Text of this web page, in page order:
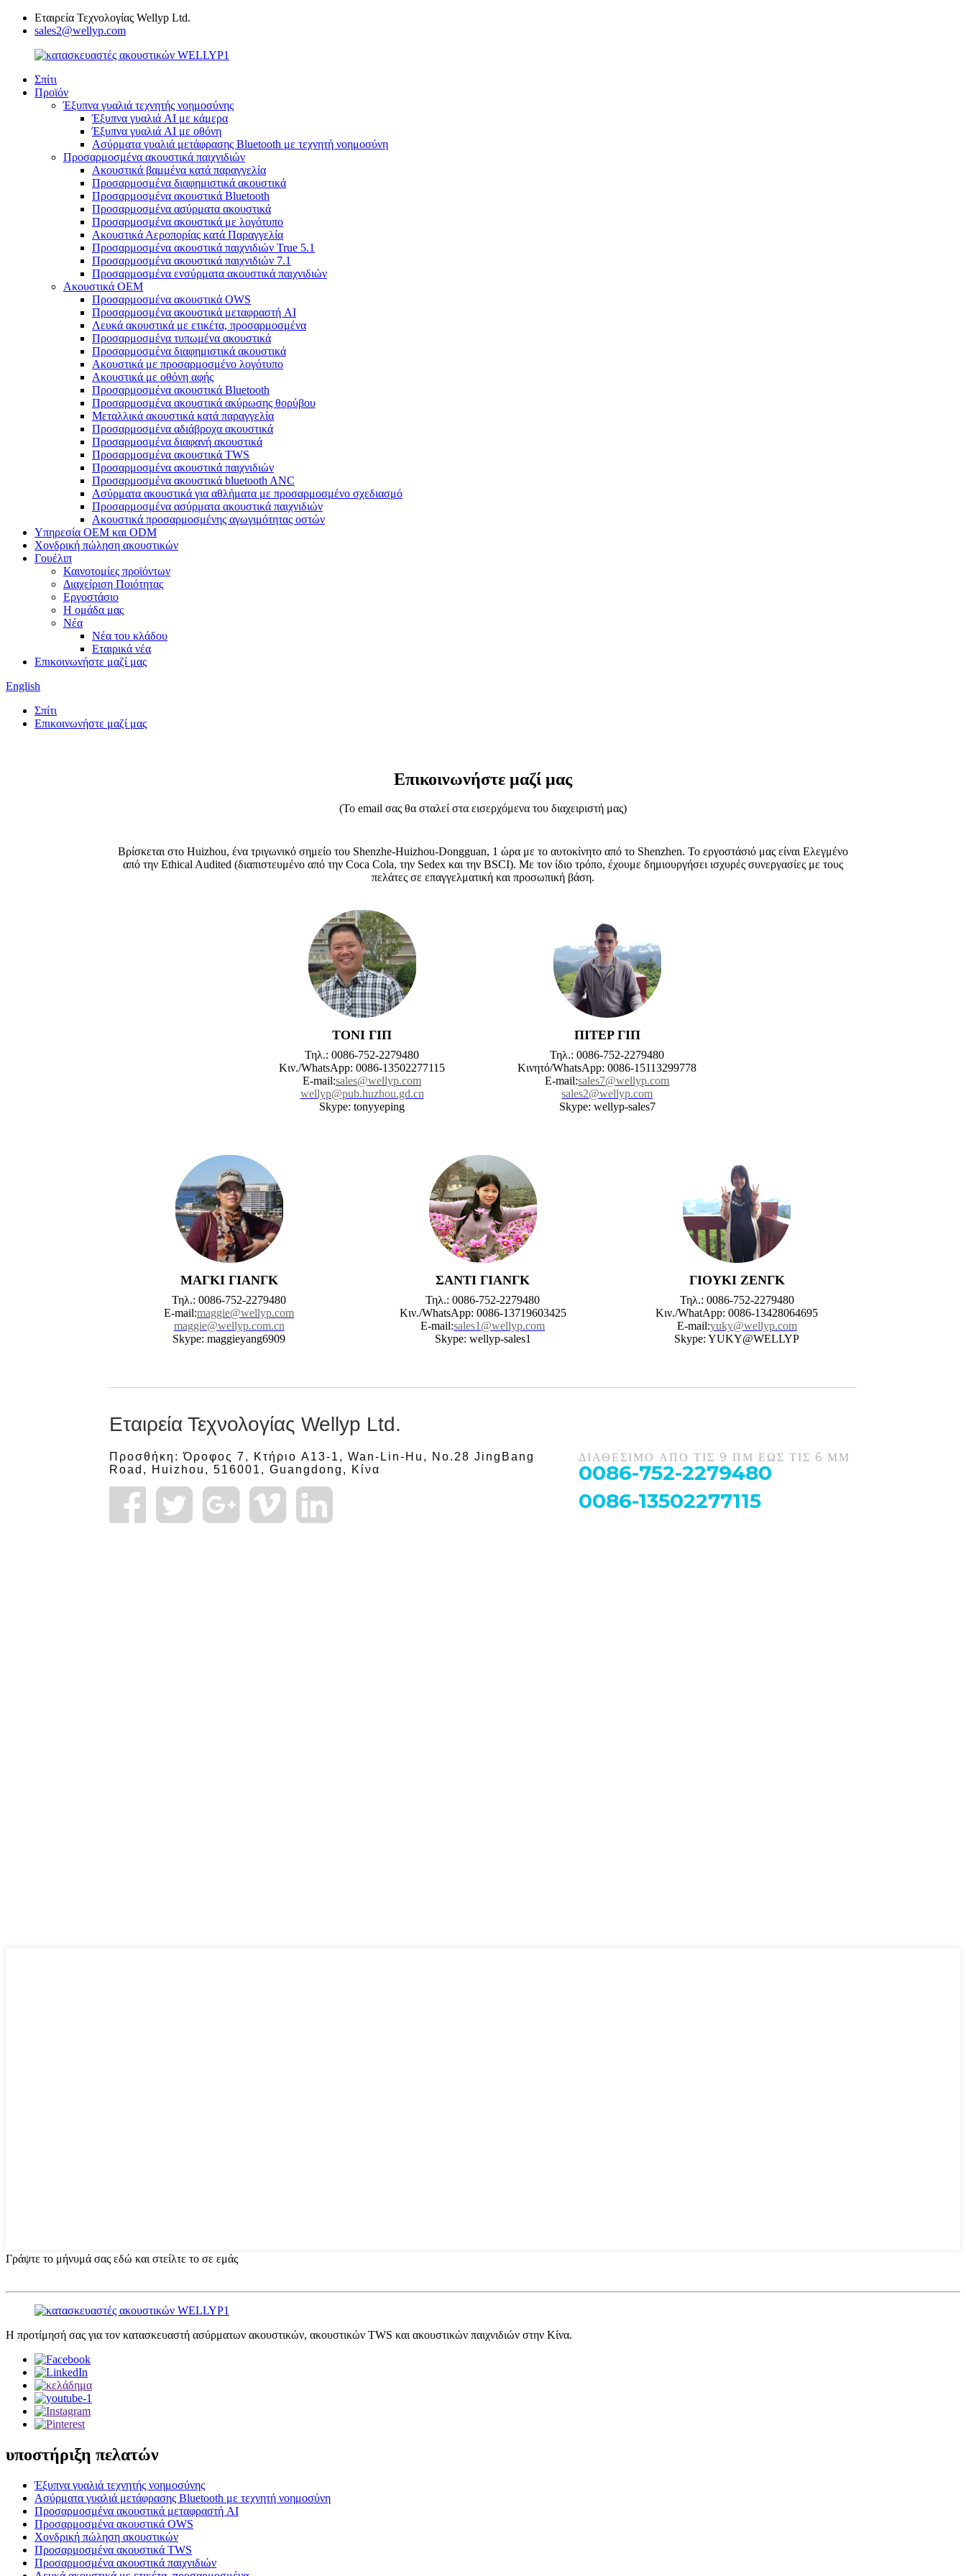
Εταιρεία Τεχνολογίας Wellyp Ltd.
sales2@wellyp.com
Σπίτι
Προϊόν
Έξυπνα γυαλιά τεχνητής νοημοσύνης
Έξυπνα γυαλιά AI με κάμερα
Έξυπνα γυαλιά AI με οθόνη
Ασύρματα γυαλιά μετάφρασης Bluetooth με τεχνητή νοημοσύνη
Προσαρμοσμένα ακουστικά παιχνιδιών
Ακουστικά βαμμένα κατά παραγγελία
Προσαρμοσμένα διαφημιστικά ακουστικά
Προσαρμοσμένα ακουστικά Bluetooth
Προσαρμοσμένα ασύρματα ακουστικά
Προσαρμοσμένα ακουστικά με λογότυπο
Ακουστικά Αεροπορίας κατά Παραγγελία
Προσαρμοσμένα ακουστικά παιχνιδιών True 5.1
Προσαρμοσμένα ακουστικά παιχνιδιών 7.1
Προσαρμοσμένα ενσύρματα ακουστικά παιχνιδιών
Ακουστικά OEM
Προσαρμοσμένα ακουστικά OWS
Προσαρμοσμένα ακουστικά μεταφραστή AI
Λευκά ακουστικά με ετικέτα, προσαρμοσμένα
Προσαρμοσμένα τυπωμένα ακουστικά
Προσαρμοσμένα διαφημιστικά ακουστικά
Ακουστικά με προσαρμοσμένο λογότυπο
Ακουστικά με οθόνη αφής
Προσαρμοσμένα ακουστικά Bluetooth
Προσαρμοσμένα ακουστικά ακύρωσης θορύβου
Μεταλλικά ακουστικά κατά παραγγελία
Προσαρμοσμένα αδιάβροχα ακουστικά
Προσαρμοσμένα διαφανή ακουστικά
Προσαρμοσμένα ακουστικά TWS
Προσαρμοσμένα ακουστικά παιχνιδιών
Προσαρμοσμένα ακουστικά bluetooth ANC
Ασύρματα ακουστικά για αθλήματα με προσαρμοσμένο σχεδιασμό
Προσαρμοσμένα ασύρματα ακουστικά παιχνιδιών
Ακουστικά προσαρμοσμένης αγωγιμότητας οστών
Υπηρεσία OEM και ODM
Χονδρική πώληση ακουστικών
Γουέλιπ
Καινοτομίες προϊόντων
Διαχείριση Ποιότητας
Εργοστάσιο
Η ομάδα μας
Νέα
Νέα του κλάδου
Εταιρικά νέα
Επικοινωνήστε μαζί μας
English
Σπίτι
Επικοινωνήστε μαζί μας
Επικοινωνήστε μαζί μας
(Το email σας θα σταλεί στα εισερχόμενα του διαχειριστή μας)
Βρίσκεται στο Huizhou, ένα τριγωνικό σημείο του Shenzhe-Huizhou-Dongguan, 1 ώρα με το αυτοκίνητο από το Shenzhen. Το εργοστάσιό μας είναι Ελεγμένο
από την Ethical Audited (διαπιστευμένο από την Coca Cola, την Sedex και την BSCI). Με τον ίδιο τρόπο, έχουμε δημιουργήσει ισχυρές συνεργασίες με τους
πελάτες σε επαγγελματική και προσωπική βάση.
ΤΟΝΙ ΓΙΠ
Τηλ.: 0086-752-2279480
Κιν./WhatsApp: 0086-13502277115
E-mail:sales@wellyp.com
wellyp@pub.huzhou.gd.cn
Skype: tonyyeping
ΠΙΤΕΡ ΓΙΠ
Τηλ.: 0086-752-2279480
Κινητό/WhatsApp: 0086-15113299778
E-mail:sales7@wellyp.com
sales2@wellyp.com
Skype: wellyp-sales7
ΜΑΓΚΙ ΓΙΑΝΓΚ
Τηλ.: 0086-752-2279480
E-mail:maggie@wellyp.com
maggie@wellyp.com.cn
Skype: maggieyang6909
ΣΑΝΤΙ ΓΙΑΝΓΚ
Τηλ.: 0086-752-2279480
Κιν./WhatsApp: 0086-13719603425
E-mail:sales1@wellyp.com
Skype: wellyp-sales1
ΓΙΟΥΚΙ ΖΕΝΓΚ
Τηλ.: 0086-752-2279480
Κιν./WhatApp: 0086-13428064695
E-mail:yuky@wellyp.com
Skype: YUKY@WELLYP
Εταιρεία Τεχνολογίας Wellyp Ltd.
Προσθήκη: Όροφος 7, Κτήριο A13-1, Wan-Lin-Hu, No.28 JingBang
Road, Huizhou, 516001, Guangdong, Κίνα
ΔΙΑΘΕΣΙΜΟ ΑΠΟ ΤΙΣ 9 ΠΜ ΕΩΣ ΤΙΣ 6 ΜΜ
0086-752-2279480
0086-13502277115
Γράψτε το μήνυμά σας εδώ και στείλτε το σε εμάς
Η προτίμησή σας για τον κατασκευαστή ασύρματων ακουστικών, ακουστικών TWS και ακουστικών παιχνιδιών στην Κίνα.
υποστήριξη πελατών
Έξυπνα γυαλιά τεχνητής νοημοσύνης
Ασύρματα γυαλιά μετάφρασης Bluetooth με τεχνητή νοημοσύνη
Προσαρμοσμένα ακουστικά μεταφραστή AI
Προσαρμοσμένα ακουστικά OWS
Χονδρική πώληση ακουστικών
Προσαρμοσμένα ακουστικά TWS
Προσαρμοσμένα ακουστικά παιχνιδιών